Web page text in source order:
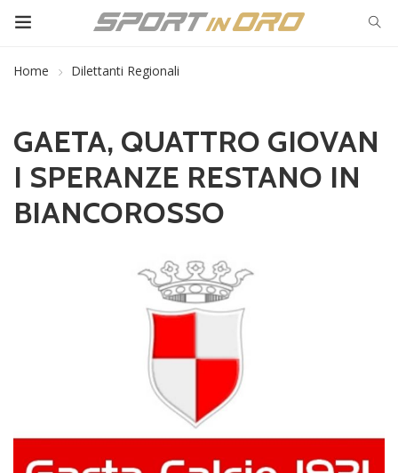
Home Dilettanti Regionali
GAETA, QUATTRO GIOVAN
I SPERANZE RESTANO IN
BIANCOROSSO